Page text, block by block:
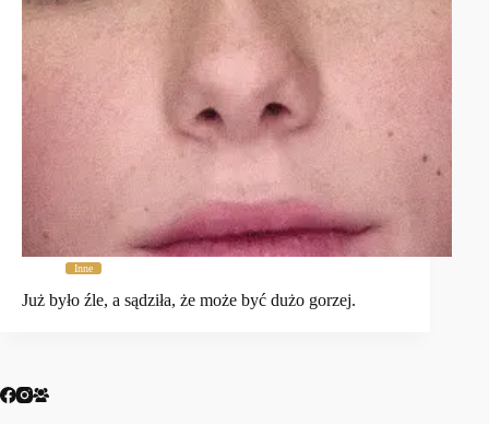
Inne
Już było źle, a sądziła, że może być dużo gorzej.